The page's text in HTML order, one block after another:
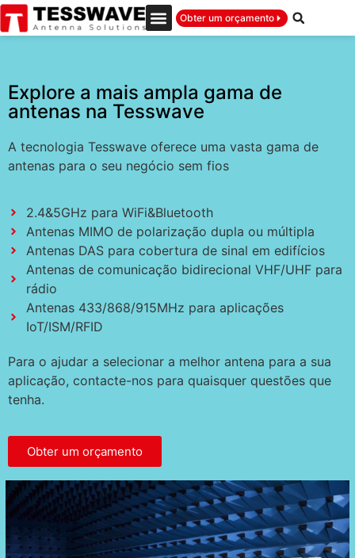
Obter um orçamento
Explore a mais ampla gama de
antenas na Tesswave
A tecnologia Tesswave oferece uma vasta gama de
antenas para o seu negócio sem fios
2.4&5GHz para WiFi&Bluetooth
Antenas MIMO de polarização dupla ou múltipla
Antenas DAS para cobertura de sinal em edifícios
Antenas de comunicação bidirecional VHF/UHF para
rádio
Antenas 433/868/915MHz para aplicações
IoT/ISM/RFID
Para o ajudar a selecionar a melhor antena para a sua
aplicação, contacte-nos para quaisquer questões que
tenha.
Obter um orçamento